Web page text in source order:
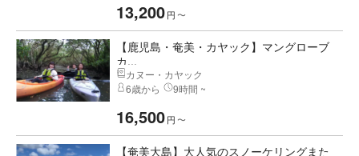
13,200円 〜
【鹿児島・奄美・カヤック】マングローブ
カ...
カヌー・カヤック
6歳から
9時間 ~
16,500円 〜
【奄美大島】大人気のスノーケリングまた